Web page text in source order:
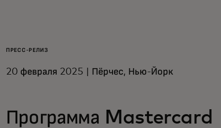
Для бизнеса
Для новаторов
ПРЕСС-РЕЛИЗ
20 февраля 2025 | Пёрчес, Нью-Йорк
Программа Mastercard